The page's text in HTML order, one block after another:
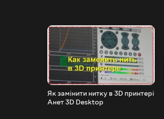
Як замінити нитку в 3D принтері
Анет 3D Desktop